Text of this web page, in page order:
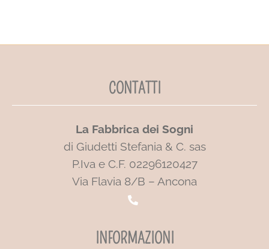
CONTATTI
La Fabbrica dei Sogni
di Giudetti Stefania & C. sas
P.Iva e C.F. 02296120427
Via Flavia 8/B – Ancona
INFORMAZIONI